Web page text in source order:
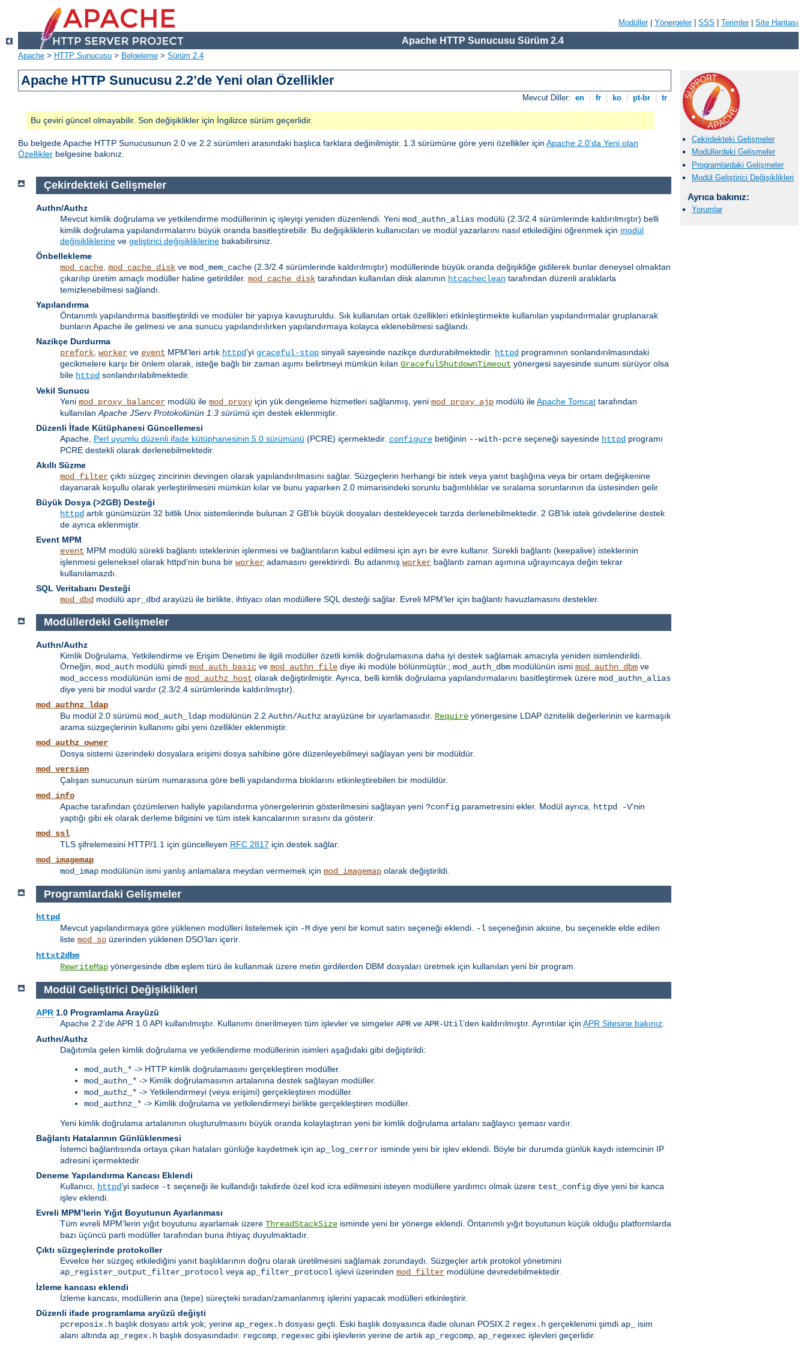
Modüller| Yönergeler| SSS Terimler| Site Haritası
Apache HTTP Sunucusu Sürüm 2.4
Apache > HTTP Sunucusu > Belgeleme > Sürüm 2.4
Apache HTTP Sunucusu 2.2’de Yeni olan Özellikler
Mevcut Diller: en fr ko pt-br tr
Bu çeviri güncel olmayabilir. Son değişiklikler için İngilizce sürüm geçerlidir.
Bu belgede Apache HTTP Sunucusunun 2.0 ve 2.2 sürümleri arasındaki başlıca farklara değinilmiştir. 1.3 sürümüne göre yeni özellikler için Apache 2.0’da Yeni olan
Özellikler belgesine bakınız.
Çekirdekteki Gelişmeler
Modüllerdeki Gelişmeler
Programlardaki Gelişmeler
Modül Geliştirici Değişiklikleri
Ayrıca bakınız:
Yorumlar
Çekirdekteki Gelişmeler
Authn/Authz
Mevcut kimlik doğrulama ve yetkilendirme modüllerinin iç işleyişi yeniden düzenlendi. Yeni mod_authn_alias modülü (2.3/2.4 sürümlerinde kaldırılmıştır) belli
kimlik doğrulama yapılandırmalarını büyük oranda basitleştirebilir. Bu değişikliklerin kullanıcıları ve modül yazarlarını nasıl etkilediğini öğrenmek için modül
değişikliklerine ve geliştirici değişikliklerine bakabilirsiniz.
Önbellekleme
mod_cache mod_cache_disk ve mod_mem_cache (2.3/2.4 sürümlerinde kaldırılmıştır) modüllerinde büyük oranda değişikliğe gidilerek bunlar deneysel olmaktan
çıkarılıp üretim amaçlı modüller haline getirildiler. mod_cache_disk tarafından kullanılan disk alanının htcacheclean tarafından düzenli aralıklarla
temizlenebilmesi sağlandı.
Yapılandırma
Öntanımlı yapılandırma basitleştirildi ve modüler bir yapıya kavuşturuldu. Sık kullanılan ortak özellikleri etkinleştirmekte kullanılan yapılandırmalar gruplanarak
bunların Apache ile gelmesi ve ana sunucu yapılandırılırken yapılandırmaya kolayca eklenebilmesi sağlandı.
Nazikçe Durdurma
prefork worker ve event MPM’leri artık httpd’yi graceful-stop sinyali sayesinde nazikçe durdurabilmektedir. httpd programının sonlandırılmasındaki
gecikmelere karşı bir önlem olarak, isteğe bağlı bir zaman aşımı belirtmeyi mümkün kılan GracefulShutdownTimeout yönergesi sayesinde sunum sürüyor olsa
bile httpd sonlandırılabilmektedir.
Vekil Sunucu
Yeni mod_proxy_balancer modülü ile mod_proxy için yük dengeleme hizmetleri sağlanmış, yeni mod_proxy_ajp modülü ileApache Tomcat tarafından
kullanılan Apache JServ Protokolünün 1.3 sürümü için destek eklenmiştir.
Düzenli İfade Kütüphanesi Güncellemesi
Apache, Perl uyumlu düzenli ifade kütüphanesinin 5.0 sürümünü (PCRE) içermektedir. configure betiğinin --with-pcre seçeneği sayesinde httpd programı
PCRE destekli olarak derlenebilmektedir.
Akıllı Süzme
mod_filter çıktı süzgeç zincirinin devingen olarak yapılandırılmasını sağlar. Süzgeçlerin herhangi bir istek veya yanıt başlığına veya bir ortam değişkenine
dayanarak koşullu olarak yerleştirilmesini mümkün kılar ve bunu yaparken 2.0 mimarisindeki sorunlu bağımlılıklar ve sıralama sorunlarının da üstesinden gelir.
Büyük Dosya (>2GB) Desteği
httpd artık günümüzün 32 bitlik Unix sistemlerinde bulunan 2 GB’lık büyük dosyaları destekleyecek tarzda derlenebilmektedir. 2 GB’lık istek gövdelerine destek
de ayrıca eklenmiştir.
Event MPM
event MPM modülü sürekli bağlantı isteklerinin işlenmesi ve bağlantıların kabul edilmesi için ayrı bir evre kullanır. Sürekli bağlantı (keepalive) isteklerinin
işlenmesi geleneksel olarak httpd’nin buna bir worker adamasını gerektirirdi. Bu adanmış worker bağlantı zaman aşımına uğrayıncaya değin tekrar
kullanılamazdı.
SQL Veritabanı Desteği
mod_dbd modülü apr_dbd arayüzü ile birlikte, ihtiyacı olan modüllere SQL desteği sağlar. Evreli MPM’ler için bağlantı havuzlamasını destekler.
Modüllerdeki Gelişmeler
Authn/Authz
Kimlik Doğrulama, Yetkilendirme ve Erişim Denetimi ile ilgili modüller özetli kimlik doğrulamasına daha iyi destek sağlamak amacıyla yeniden isimlendirildi.
Örneğin, mod_auth modülü şimdi mod_auth_basic ve mod_authn_file diye iki modüle bölünmüştür.; mod_auth_dbm modülünün ismi mod_authn_dbm ve
mod_access modülünün ismi de mod_authz_host olarak değiştirilmiştir. Ayrıca, belli kimlik doğrulama yapılandırmalarını basitleştirmek üzere mod_authn_alias
diye yeni bir modül vardır (2.3/2.4 sürümlerinde kaldırılmıştır).
mod_authnz_ldap
Bu modül 2.0 sürümü mod_auth_ldap modülünün 2.2 Authn/Authz arayüzüne bir uyarlamasıdır. Require yönergesine LDAP öznitelik değerlerinin ve karmaşık
arama süzgeçlerinin kullanımı gibi yeni özellikler eklenmiştir.
mod_authz_owner
Dosya sistemi üzerindeki dosyalara erişimi dosya sahibine göre düzenleyebilmeyi sağlayan yeni bir modüldür.
mod_version
Çalışan sunucunun sürüm numarasına göre belli yapılandırma bloklarını etkinleştirebilen bir modüldür.
mod_info
Apache tarafından çözümlenen haliyle yapılandırma yönergelerinin gösterilmesini sağlayan yeni ?config parametresini ekler. Modül ayrıca, httpd -V’nin
yaptığı gibi ek olarak derleme bilgisini ve tüm istek kancalarının sırasını da gösterir.
mod_ssl
TLS şifrelemesini HTTP/1.1 için güncelleyen RFC 2817 için destek sağlar.
mod_imagemap
mod_imap modülünün ismi yanlış anlamalara meydan vermemek için mod_imagemap olarak değiştirildi.
Programlardaki Gelişmeler
httpd
Mevcut yapılandırmaya göre yüklenen modülleri listelemek için -M diye yeni bir komut satırı seçeneği eklendi. -l seçeneğinin aksine, bu seçenekle elde edilen
liste mod_so üzerinden yüklenen DSO’ları içerir.
httxt2dbm
RewriteMap yönergesinde dbm eşlem türü ile kullanmak üzere metin girdilerden DBM dosyaları üretmek için kullanılan yeni bir program.
Modül Geliştirici Değişiklikleri
APR 1.0 Programlama Arayüzü
Apache 2.2’de APR 1.0 API kullanılmıştır. Kullanımı önerilmeyen tüm işlevler ve simgeler APR ve APR-Util’den kaldırılmıştır. Ayrıntılar için APR Sitesine bakınız
Authn/Authz
Dağıtımla gelen kimlik doğrulama ve yetkilendirme modüllerinin isimleri aşağıdaki gibi değiştirildi:
mod_auth_* -> HTTP kimlik doğrulamasını gerçekleştiren modüller.
mod_authn_* -> Kimlik doğrulamasının artalanına destek sağlayan modüller.
mod_authz_* -> Yetkilendirmeyi (veya erişimi) gerçekleştiren modüller.
mod_authnz_* -> Kimlik doğrulama ve yetkilendirmeyi birlikte gerçekleştiren modüller.
Yeni kimlik doğrulama artalanının oluşturulmasını büyük oranda kolaylaştıran yeni bir kimlik doğrulama artalanı sağlayıcı şeması vardır.
Bağlantı Hatalarının Günlüklenmesi
İstemci bağlantısında ortaya çıkan hataları günlüğe kaydetmek için ap_log_cerror isminde yeni bir işlev eklendi. Böyle bir durumda günlük kaydı istemcinin IP
adresini içermektedir.
Deneme Yapılandırma Kancası Eklendi
Kullanıcı,
httpd’yi sadece -t seçeneği ile kullandığı takdirde özel kod icra edilmesini isteyen modüllere yardımcı olmak üzere test_config diye yeni bir kanca
işlev eklendi.
Evreli MPM’lerin Yığıt Boyutunun Ayarlanması
Tüm evreli MPM’lerin yığıt boyutunu ayarlamak üzere ThreadStackSize isminde yeni bir yönerge eklendi. Öntanımlı yığıt boyutunun küçük olduğu platformlarda
bazı üçüncü parti modüller tarafından buna ihtiyaç duyulmaktadır.
Çıktı süzgeçlerinde protokoller
Evvelce her süzgeç etkilediğini yanıt başlıklarının doğru olarak üretilmesini sağlamak zorundaydı. Süzgeçler artık protokol yönetimini
ap_register_output_filter_protocol veya ap_filter_protocol işlevi üzerinden mod_filter modülüne devredebilmektedir.
İzleme kancası eklendi
İzleme kancası, modüllerin ana (tepe) süreçteki sıradan/zamanlanmış işlerini yapacak modülleri etkinleştirir.
Düzenli ifade programlama aryüzü değişti
pcreposix.h başlık dosyası artık yok; yerine ap_regex.h dosyası geçti. Eski başlık dosyasınca ifade olunan POSIX.2 regex.h gerçeklenimi şimdi ap_
isim
alanı altında ap_regex.h başlık dosyasındadır. regcomp regexec gibi işlevlerin yerine de artık ap_regcomp ap_regexec işlevleri geçerlidir.